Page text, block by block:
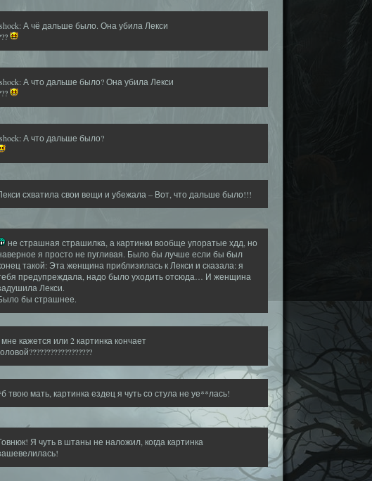
А чё дальше было. Она убила Лекси
А что дальше было? Она убила Лекси
А что дальше было?
схватила свои вещи и убежала – Вот, что дальше было!!!
не страшная страшилка, а картинки вообще упоратые хдд, но
я просто не пугливая. Было бы лучше если бы был
такой: Эта женщина приблизилась к Лекси и сказала: я
предупреждала, надо было уходить отсюда… И женщина
Лекси.
бы страшнее.
мне кажется или 2 картинка кончает
твою мать, картинка ездец я чуть со стула не уе**лась!
Я чуть в штаны не наложил, когда картинка